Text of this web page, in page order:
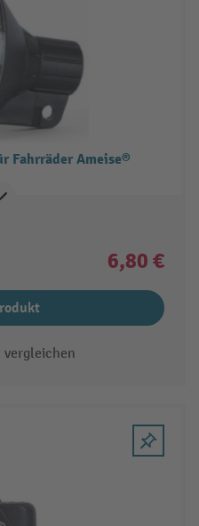
Fahrräder Ameise®
6,80 €
vergleichen